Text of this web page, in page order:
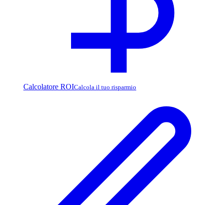
Calcolatore ROICalcola il tuo risparmio